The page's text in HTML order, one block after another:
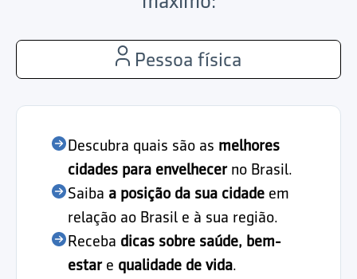
Pessoa física
Descubra quais são as melhores
cidades para envelhecerno Brasil.
Saiba a posição da sua cidade em
relação ao Brasil e à sua região.
Receba dicas sobre saúde, bem-
estare qualidade de vida.